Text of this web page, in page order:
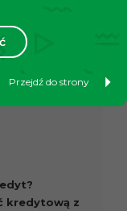
Przejdź do strony
najbliższej
apteka
kredytową z